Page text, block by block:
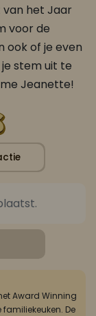
het Jaar
voor de
ook of je even
stem uit te
Jeanette!
Award Winning
De